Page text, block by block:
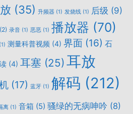
(35) 升频器 (1) 发烧线 (1) 后级 (9)
(2) 录音 (1) 恶恶 (1) 播放器 (70)
(1) 测量科普视频 (4) 界面 (16) 石
(4) 耳塞 (25) 耳放
(17) 蓝牙 (1) 解码 (212)
离 (1) 音箱 (5) 骚绿的无病呻吟 (8)